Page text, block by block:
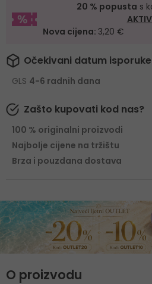
20 % popusta s
Nova cijena: 3,20 €
Očekivani datum isporuke
GLS 4-6 radnih dana
Zašto kupovati kod nas?
100 % originalni proizvodi
Najbolje cijene na tržištu
Brza i pouzdana dostava
O proizvodu